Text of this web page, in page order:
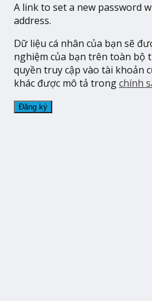
A link to set a new password
address.
Dữ liệu cá nhân của bạn sẽ
nghiệm của bạn trên toàn bộ
quyền truy cập vào tài khoản
khác được mô tả trongchính
Đăng ký